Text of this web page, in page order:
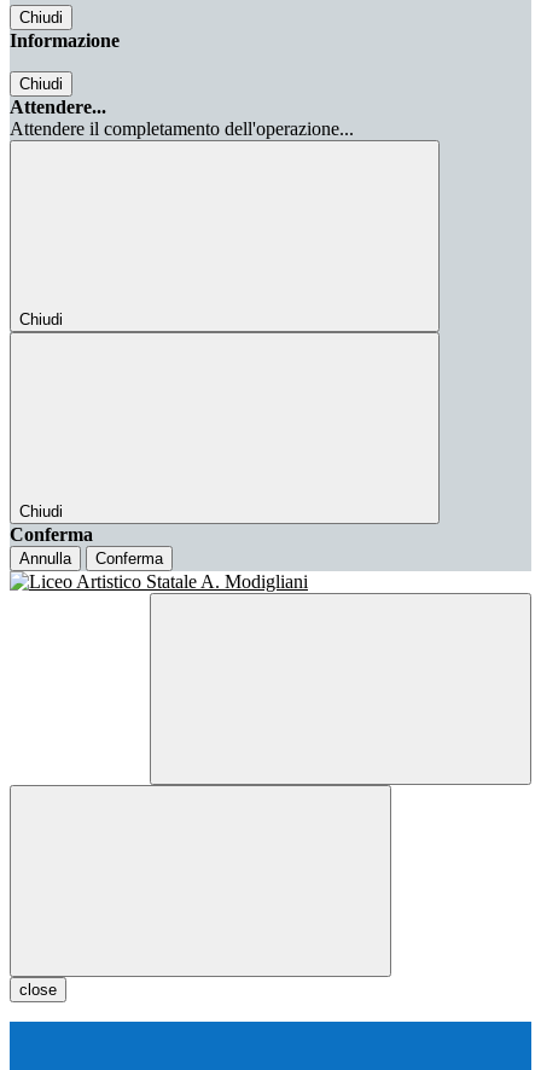
Chiudi
Informazione
Chiudi
Attendere...
Attendere il completamento dell'operazione...
Chiudi
Chiudi
Conferma
Annulla Conferma
close